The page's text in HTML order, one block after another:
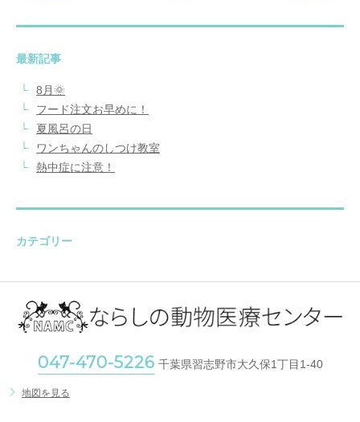
最新記事
8月🌞
フード注文お早めに！
夏風呂の日
ワンちゃんのしつけ教室
熱中症に注意！
カテゴリー
047-470-5226 千葉県習志野市大久保1丁目1-40
地図を見る